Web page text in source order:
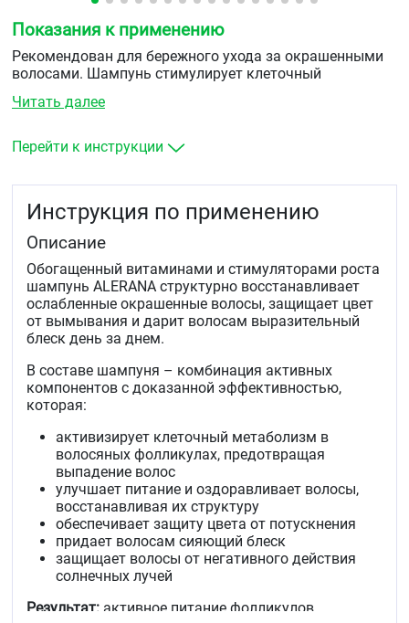
Показания к применению
Рекомендован для бережного ухода за окрашенными
волосами. Шампунь стимулирует клеточный
микроциркуляцию крови, стимулируя рост волос,
обеспечивает защиту цвета от потускнения, придает
Читать далее
Перейти к инструкции
Инструкция по применению
Описание
Обогащенный витаминами и стимуляторами роста
шампунь ALERANA структурно восстанавливает
ослабленные окрашенные волосы, защищает цвет
от вымывания и дарит волосам выразительный
блеск день за днем.
В составе шампуня – комбинация активных
компонентов с доказанной эффективностью,
которая:
активизирует клеточный метаболизм в
волосяных фолликулах, предотвращая
выпадение волос
улучшает питание и оздоравливает волосы,
восстанавливая их структуру
обеспечивает защиту цвета от потускнения
придает волосам сияющий блеск
защищает волосы от негативного действия
солнечных лучей
Результат: активное питание фолликулов